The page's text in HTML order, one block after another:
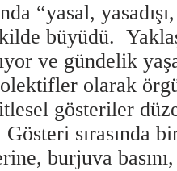
“yasal,
büyüdü.
ve gündelik
olarak
gösteriler
sırasında
burjuva